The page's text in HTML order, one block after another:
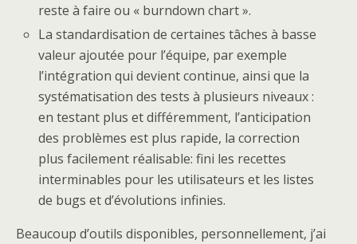
reste à faire ou « burndown chart ».
La standardisation de certaines tâches à basse
valeur ajoutée pour l’équipe, par exemple
l’intégration qui devient continue, ainsi que la
systématisation des tests à plusieurs niveaux :
en testant plus et différemment, l’anticipation
des problèmes est plus rapide, la correction
plus facilement réalisable: fini les recettes
interminables pour les utilisateurs et les listes
de bugs et d’évolutions infinies.
Beaucoup d’outils disponibles, personnellement, j’ai